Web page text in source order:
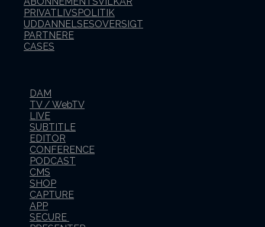
PRIVATLIVSPOLITIK
UDDANNELSESOVERSIGT
PARTNERE
CASES
DAM
TV / WebTV
LIVE
SUBTITLE
EDITOR
CONFERENCE
PODCAST
CMS
SHOP
CAPTURE
APP
SECURE